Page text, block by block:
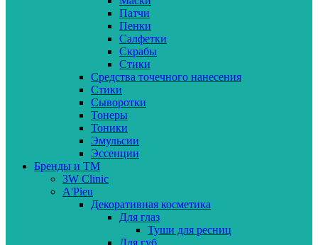
Патчи
Пенки
Салфетки
Скрабы
Стики
Средства точечного нанесения
Стики
Сыворотки
Тонеры
Тоники
Эмульсии
Эссенции
Бренды и ТМ
3W Clinic
A'Pieu
Декоративная косметика
Для глаз
Туши для ресниц
Для губ